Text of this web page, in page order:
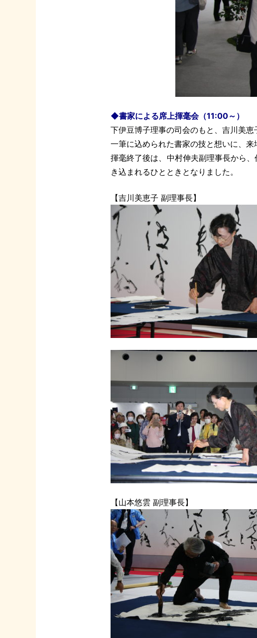
◆書家による席上揮毫会（11:00～）
下伊豆博子理事の司会のもと、吉川美
一筆に込められた書家の技と想いに、来
揮毫終了後は、中村伸夫副理事長から
き込まれるひとときとなりました。
【吉川美恵子 副理事長】
【山本悠雲 副理事長】